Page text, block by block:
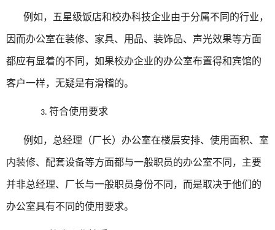
例如，五星级饭店和校办科技企业由于分属不同的行业，
因而办公室在装修、家具、用品、装饰品、声光效果等方面
都应有显着的不同，如果校办企业的办公室布置得和宾馆的
客户一样，无疑是有滑稽的。
3. 符合使用要求
例如，总经理（厂长）办公室在楼层安排、使用面积、 室
内装修、配套设备等方面都与一般职员的办公室不同，主要
并非总经理、厂长与一般职员身份不同，而是取决于他们的
办公室具有不同的使用要求。